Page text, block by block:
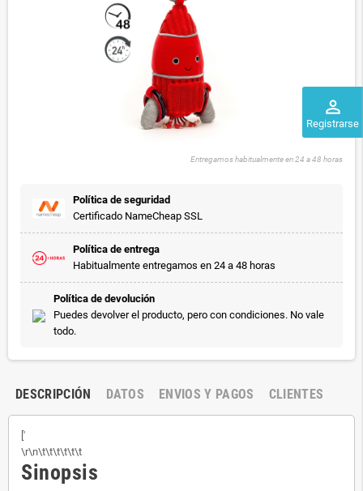
perm_identity
Registrarse
Entregamos habitualmente en 24 a 48 horas
Política de seguridad
Certificado NameCheap SSL
Política de entrega
Habitualmente entregamos en 24 a 48 horas
Política de devolución
Puedes devolver el producto, pero con condiciones. No vale
todo.
DESCRIPCIÓN DATOS ENVIOS Y PAGOS CLIENTES
['
\r\n\t\t\t\t\t\t
Sinopsis